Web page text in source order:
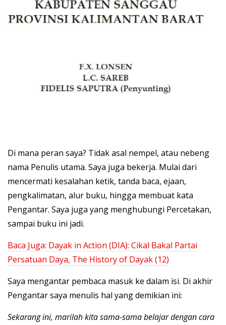
Di mana peran saya? Tidak asal nempel, atau nebeng
nama Penulis utama. Saya juga bekerja. Mulai dari
mencermati kesalahan ketik, tanda baca, ejaan,
pengkalimatan, alur buku, hingga membuat kata
Pengantar. Saya juga yang menghubungi Percetakan,
sampai buku ini jadi.
Baca Juga: Dayak in Action (DIA): Cikal Bakal Partai
Persatuan Daya, The History of Dayak (12)
Saya mengantar pembaca masuk ke dalam isi. Di akhir
Pengantar saya menulis hal yang demikian ini:
Sekarang ini, marilah kita sama-sama belajar dengan cara